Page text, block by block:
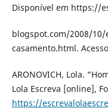
Disponível em https://
blogspot.com/2008/
casamento.html.
ARONOVICH, Lola.
Lola Escreva [online],
https://